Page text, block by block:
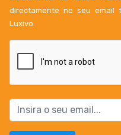
directamente no seu email
Luxivo.